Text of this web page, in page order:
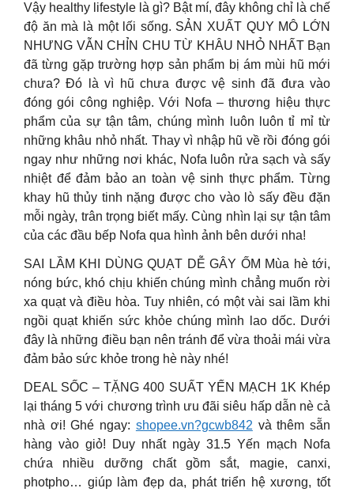
Vậy healthy lifestyle là gì? Bật mí, đây không chỉ là chế
độ ăn mà là một lối sống. SẢN XUẤT QUY MÔ LỚN
NHƯNG VẪN CHỈN CHU TỪ KHÂU NHỎ NHẤT Bạn
đã từng gặp trường hợp sản phẩm bị ám mùi hũ mới
chưa? Đó là vì hũ chưa được vệ sinh đã đưa vào
đóng gói công nghiệp. Với Nofa – thương hiệu thực
phẩm của sự tận tâm, chúng mình luôn luôn tỉ mỉ từ
những khâu nhỏ nhất. Thay vì nhập hũ về rồi đóng gói
ngay như những nơi khác, Nofa luôn rửa sạch và sấy
nhiệt để đảm bảo an toàn vệ sinh thực phẩm. Từng
khay hũ thủy tinh nặng được cho vào lò sấy đều đặn
mỗi ngày, trân trọng biết mấy. Cùng nhìn lại sự tận tâm
của các đầu bếp Nofa qua hình ảnh bên dưới nha!
SAI LẦM KHI DÙNG QUẠT DỄ GÂY ỐM Mùa hè tới,
nóng bức, khó chịu khiến chúng mình chẳng muốn rời
xa quạt và điều hòa. Tuy nhiên, có một vài sai lầm khi
ngồi quạt khiến sức khỏe chúng mình lao dốc. Dưới
đây là những điều bạn nên tránh để vừa thoải mái vừa
đảm bảo sức khỏe trong hè này nhé!
DEAL SỐC – TẶNG 400 SUẤT YẾN MẠCH 1K Khép
lại tháng 5 với chương trình ưu đãi siêu hấp dẫn nè cả
nhà ơi! Ghé ngay: shopee.vn?gcwb842 và thêm sẵn
hàng vào giỏ! Duy nhất ngày 31.5 Yến mạch Nofa
chứa nhiều dưỡng chất gồm sắt, magie, canxi,
photpho… giúp làm đẹp da, phát triển hệ xương, tốt